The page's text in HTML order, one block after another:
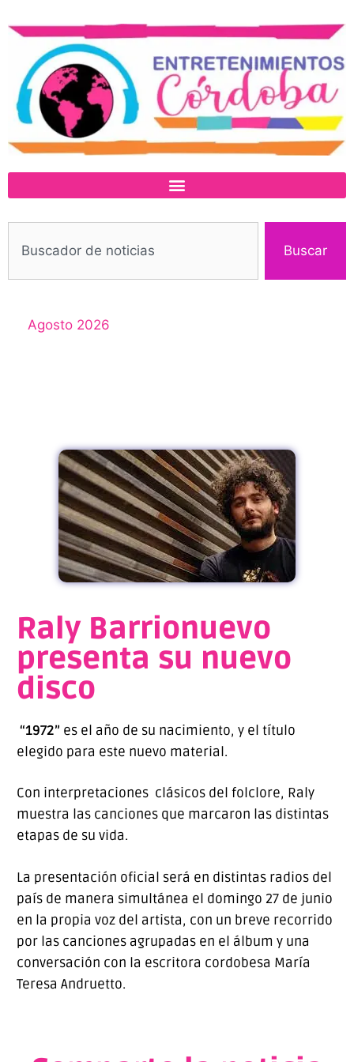
Buscar
Agosto 2026
Raly Barrionuevo
presenta su nuevo
disco
“1972” es el año de su nacimiento, y el título
elegido para este nuevo material.
Con interpretaciones clásicos del folclore, Raly
muestra las canciones que marcaron las distintas
etapas de su vida.
La presentación oficial será en distintas radios del
país de manera simultánea el domingo 27 de junio
en la propia voz del artista, con un breve recorrido
por las canciones agrupadas en el álbum y una
conversación con la escritora cordobesa María
Teresa Andruetto.